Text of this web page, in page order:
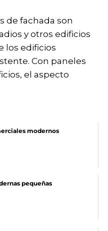
de fachada son
y otros edificios
los edificios
Con paneles
el aspecto
modernos
pequeñas